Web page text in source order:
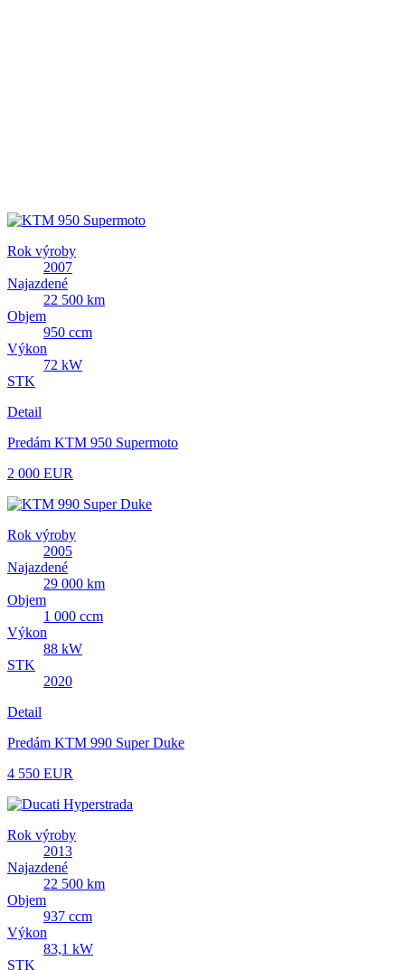
Rok výroby
2007
Najazdené
22 500 km
Objem
950 ccm
Výkon
72 kW
STK
Detail
Predám KTM 950 Supermoto
2 000 EUR
Rok výroby
2005
Najazdené
29 000 km
Objem
1 000 ccm
Výkon
88 kW
STK
2020
Detail
Predám KTM 990 Super Duke
4 550 EUR
Rok výroby
2013
Najazdené
22 500 km
Objem
937 ccm
Výkon
83,1 kW
STK